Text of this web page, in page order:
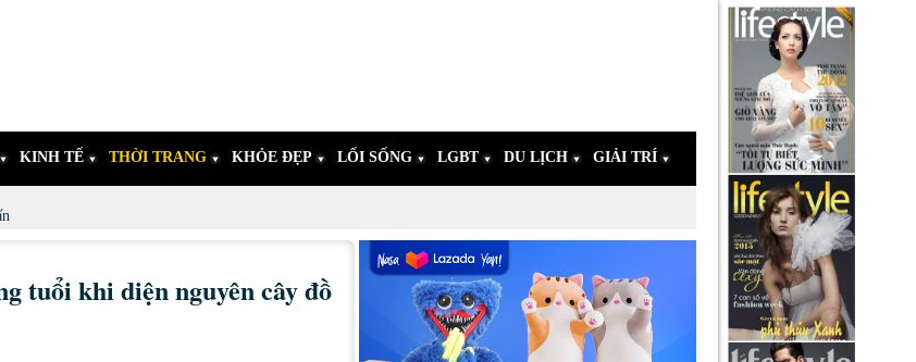
KINH TẾ THỜI TRANG KHỎE ĐẸP LỐI SỐNG LGBT DU LỊCH GIẢI TRÍ
tuổi khi diện nguyên cây đồ